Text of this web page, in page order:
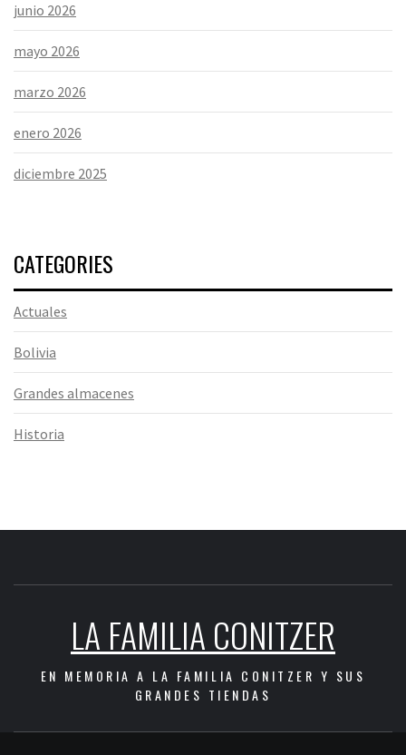
junio 2026
mayo 2026
marzo 2026
enero 2026
diciembre 2025
CATEGORIES
Actuales
Bolivia
Grandes almacenes
Historia
LA FAMILIA CONITZER
EN MEMORIA A LA FAMILIA CONITZER Y SUS
GRANDES TIENDAS